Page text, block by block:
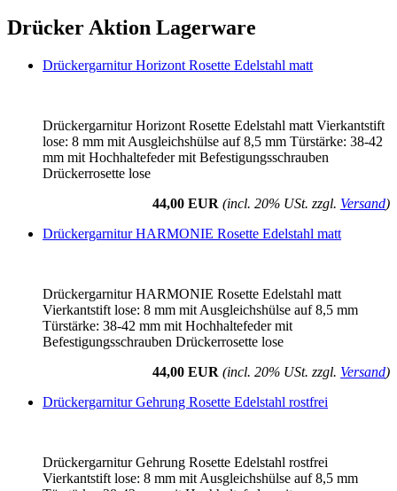
Drücker Aktion Lagerware
Drückergarnitur Horizont Rosette Edelstahl matt
Drückergarnitur Horizont Rosette Edelstahl matt Vierkantstift
lose: 8 mm mit Ausgleichshülse auf 8,5 mm Türstärke: 38-42
mm mit Hochhaltefeder mit Befestigungsschrauben
Drückerrosette lose
44,00 EUR (incl. 20% USt. zzgl. Versand)
Drückergarnitur HARMONIE Rosette Edelstahl matt
Drückergarnitur HARMONIE Rosette Edelstahl matt
Vierkantstift lose: 8 mm mit Ausgleichshülse auf 8,5 mm
Türstärke: 38-42 mm mit Hochhaltefeder mit
Befestigungsschrauben Drückerrosette lose
44,00 EUR (incl. 20% USt. zzgl. Versand)
Drückergarnitur Gehrung Rosette Edelstahl rostfrei
Drückergarnitur Gehrung Rosette Edelstahl rostfrei
Vierkantstift lose: 8 mm mit Ausgleichshülse auf 8,5 mm